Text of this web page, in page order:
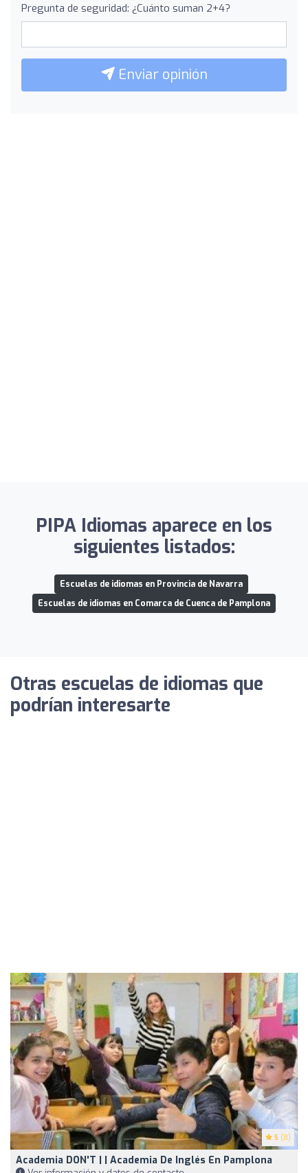
Pregunta de seguridad: ¿Cuánto suman 2+4?
Enviar opinión
PIPA Idiomas aparece en los
siguientes listados:
Escuelas de idiomas en Provincia de Navarra
Escuelas de idiomas en Comarca de Cuenca de Pamplona
Otras escuelas de idiomas que
podrían interesarte
5 (8)
Academia DON'T | | Academia De Inglés En Pamplona